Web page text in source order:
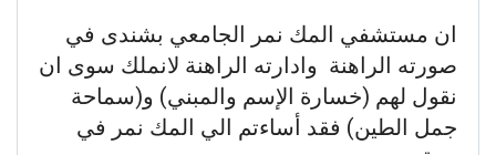
ان مستشفي المك نمر الجامعي بشندى في
صورته الراهنة وادارته الراهنة لانملك سوى ان
نقول لهم (خسارة الإسم والمبني) و(سماحة
جمل الطين) فقد أساءتم الي المك نمر في